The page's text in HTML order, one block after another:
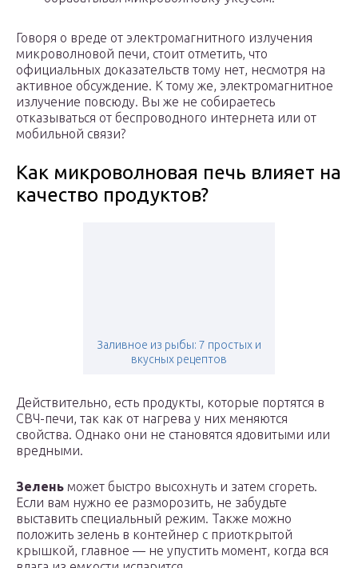
Говоря о вреде от электромагнитного излучения
микроволновой печи, стоит отметить, что
официальных доказательств тому нет, несмотря на
активное обсуждение. К тому же, электромагнитное
излучение повсюду. Вы же не собираетесь
отказываться от беспроводного интернета или от
мобильной связи?
Как микроволновая печь влияет на
качество продуктов?
Заливное из рыбы: 7 простых и
вкусных рецептов
Действительно, есть продукты, которые портятся в
СВЧ-печи, так как от нагрева у них меняются
свойства. Однако они не становятся ядовитыми или
вредными.
Зелень может быстро высохнуть и затем сгореть.
Если вам нужно ее разморозить, не забудьте
выставить специальный режим. Также можно
положить зелень в контейнер с приоткрытой
крышкой, главное — не упустить момент, когда вся